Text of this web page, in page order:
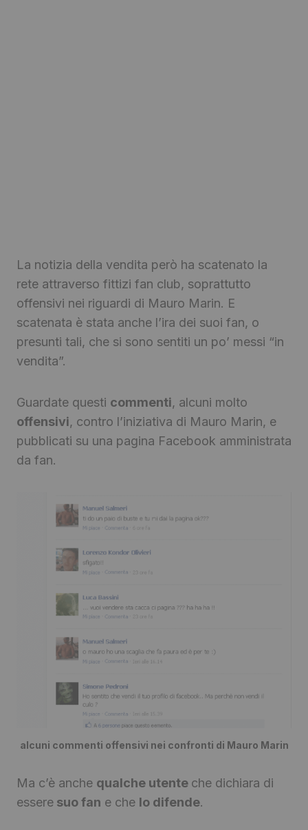
La notizia della vendita però ha scatenato la
rete attraverso fittizi fan club, soprattutto
offensivi nei riguardi di Mauro Marin. E
scatenata è stata anche l’ira dei suoi fan, o
presunti tali, che si sono sentiti un po’ messi “in
vendita”.
Guardate questi commenti, alcuni molto
offensivi, contro l’iniziativa di Mauro Marin, e
pubblicati su una pagina Facebook amministrata
da fan.
alcuni commenti offensivi nei confronti di Mauro Marin
Ma c’è anche qualche utente che dichiara di
essere suo fan e che lo difende.